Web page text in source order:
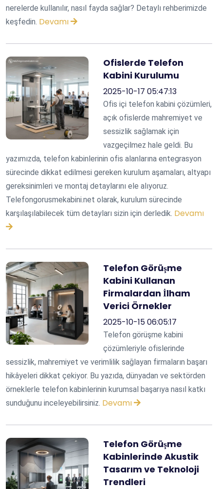
nerelerde kullanılır, nasıl fayda sağlar? Detaylı rehberimizde
keşfedin. Devamı
Ofislerde Telefon
Kabini Kurulumu
2025-10-17 05:47:13
Ofis içi telefon kabini çözümleri,
açık ofislerde mahremiyet ve
sessizlik sağlamak için
vazgeçilmez hale geldi. Bu
yazımızda, telefon kabinlerinin ofis alanlarına entegrasyon
sürecinde dikkat edilmesi gereken kurulum aşamaları, altyapı
gereksinimleri ve montaj detaylarını ele alıyoruz.
Telefongorusmekabini.net olarak, kurulum sürecinde
karşılaşılabilecek tüm detayları sizin için derledik. Devamı
Telefon Görüşme
Kabini Kullanan
Firmalardan İlham
Verici Örnekler
2025-10-15 06:05:17
Telefon görüşme kabini
çözümleriyle ofislerinde
sessizlik, mahremiyet ve verimlilik sağlayan firmaların başarı
hikâyeleri dikkat çekiyor. Bu yazıda, dünyadan ve sektörden
örneklerle telefon kabinlerinin kurumsal başarıya nasıl katkı
sunduğunu inceleyebilirsiniz. Devamı
Telefon Görüşme
Kabinlerinde Akustik
Tasarım ve Teknoloji
Trendleri